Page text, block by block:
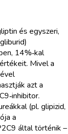
és egyszeri,
14%‑kal
Mivel a
azt a
(pl. glipizid,
a
által történik –